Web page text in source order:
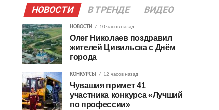
НОВОСТИ В ТРЕНДЕ ВИДЕО
НОВОСТИ 10 часов назад
Олег Николаев поздравил
жителей Цивильска с Днём
города
КОНКУРСЫ 12 часов назад
Чувашия примет 41
участника конкурса «Лучший
по профессии»